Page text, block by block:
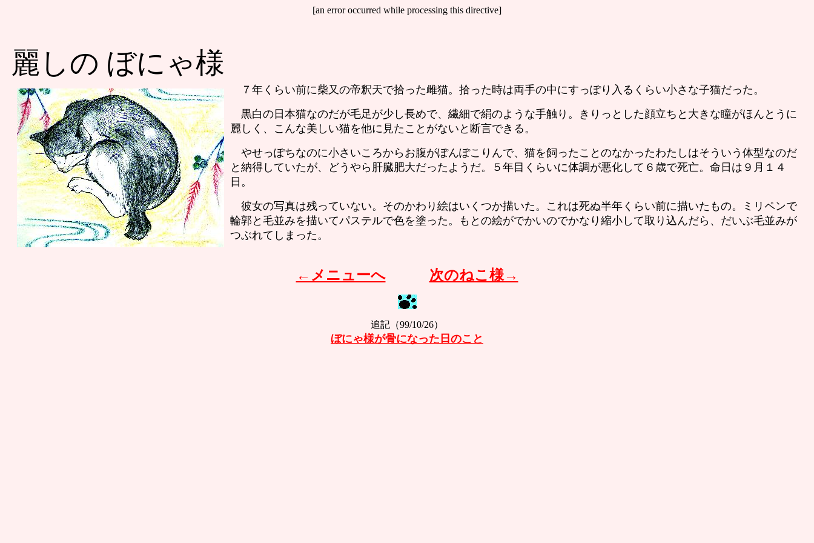
[an error occurred while processing this directive]
麗しの ぼにゃ様
７年くらい前に柴又の帝釈天で拾った雌猫。拾った時は両手の中にすっぽり入るくらい小さな子猫だった。
黒白の日本猫なのだが毛足が少し長めで、繊細で絹のような手触り。きりっとした顔立ちと大きな瞳がほんとうに
麗しく、こんな美しい猫を他に見たことがないと断言できる。
やせっぽちなのに小さいころからお腹がぽんぽこりんで、猫を飼ったことのなかったわたしはそういう体型なのだ
と納得していたが、どうやら肝臓肥大だったようだ。５年目くらいに体調が悪化して６歳で死亡。命日は９月１４
日。
彼女の写真は残っていない。そのかわり絵はいくつか描いた。これは死ぬ半年くらい前に描いたもの。ミリペンで
輪郭と毛並みを描いてパステルで色を塗った。もとの絵がでかいのでかなり縮小して取り込んだら、だいぶ毛並みが
つぶれてしまった。
←メニューへ 次のねこ様→
追記（99/10/26）
ぼにゃ様が骨になった日のこと